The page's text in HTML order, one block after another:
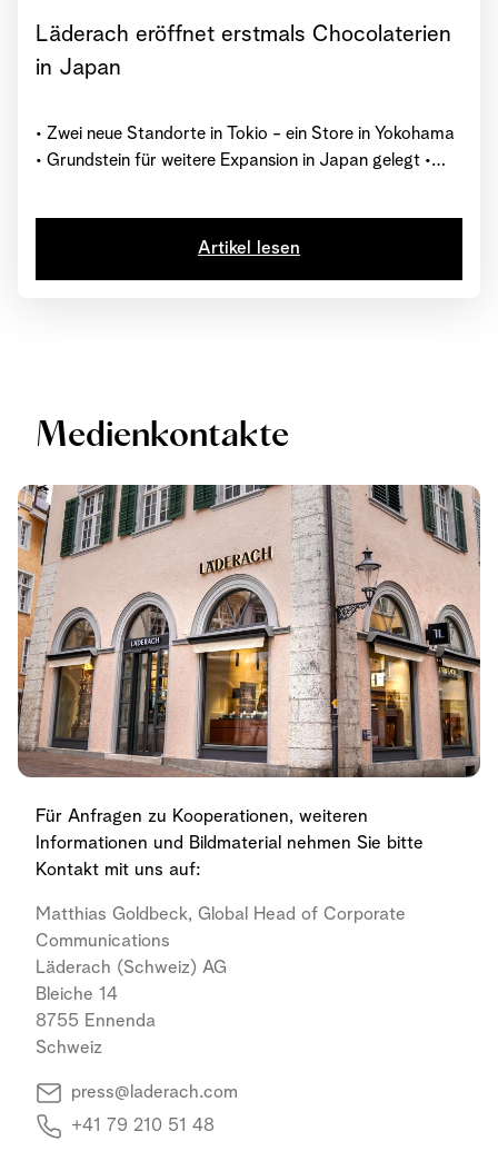
Läderach eröffnet erstmals Chocolaterien
in Japan
• Zwei neue Standorte in Tokio - ein Store in Yokohama
• Grundstein für weitere Expansion in Japan gelegt •
Artikel lesen
Medienkontakte
Für Anfragen zu Kooperationen, weiteren
Informationen und Bildmaterial nehmen Sie bitte
Kontakt mit uns auf:
Matthias Goldbeck, Global Head of Corporate
Communications
Läderach (Schweiz) AG
Bleiche 14
8755 Ennenda
Schweiz
press@laderach.com
+41 79 210 51 48